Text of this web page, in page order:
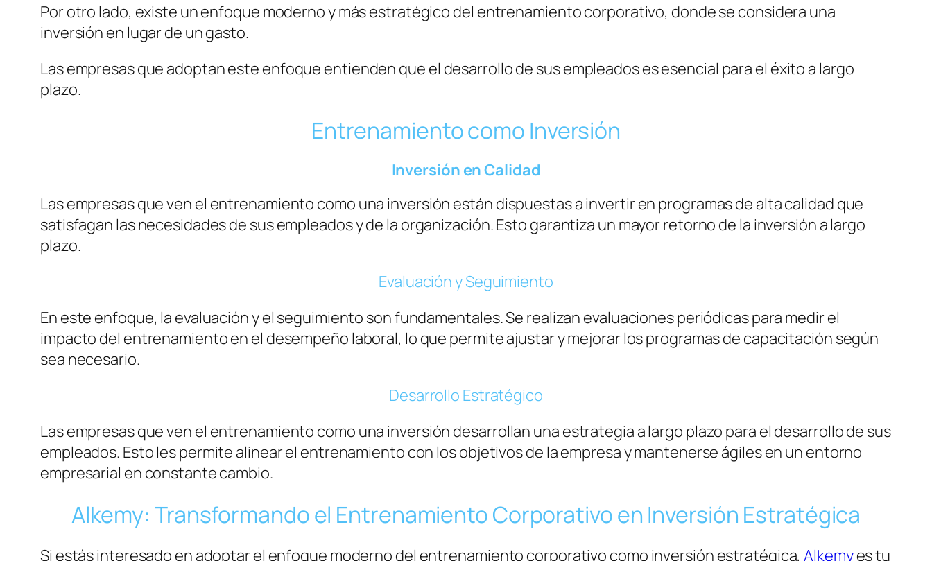
Por otro lado, existe un enfoque moderno y más estratégico del entrenamiento corporativo, donde se considera una
inversión en lugar de un gasto.
Las empresas que adoptan este enfoque entienden que el desarrollo de sus empleados es esencial para el éxito a largo
plazo.
Entrenamiento como Inversión
Inversión en Calidad
Las empresas que ven el entrenamiento como una inversión están dispuestas a invertir en programas de alta calidad que
satisfagan las necesidades de sus empleados y de la organización. Esto garantiza un mayor retorno de la inversión a largo
plazo.
Evaluación y Seguimiento
En este enfoque, la evaluación y el seguimiento son fundamentales. Se realizan evaluaciones periódicas para medir el
impacto del entrenamiento en el desempeño laboral, lo que permite ajustar y mejorar los programas de capacitación según
sea necesario.
Desarrollo Estratégico
Las empresas que ven el entrenamiento como una inversión desarrollan una estrategia a largo plazo para el desarrollo de sus
empleados. Esto les permite alinear el entrenamiento con los objetivos de la empresa y mantenerse ágiles en un entorno
empresarial en constante cambio.
Alkemy: Transformando el Entrenamiento Corporativo en Inversión Estratégica
Si estás interesado en adoptar el enfoque moderno del entrenamiento corporativo como inversión estratégica,Alkemyes tu